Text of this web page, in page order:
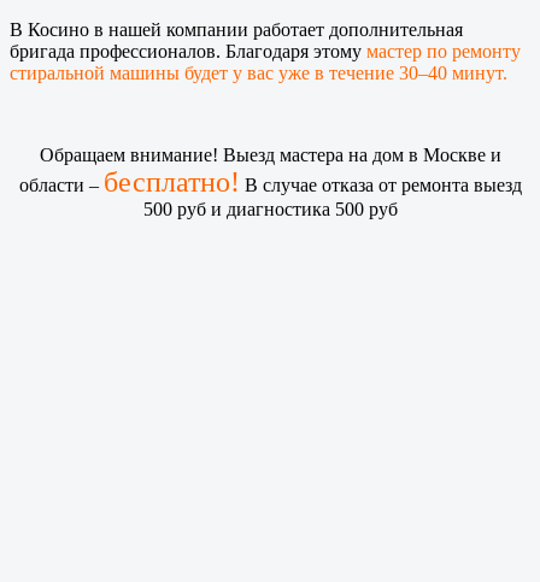
В Косино в нашей компании работает дополнительная
бригада профессионалов. Благодаря этому мастер по ремонту
стиральной машины будет у вас уже в течение 30–40 минут.
Обращаем внимание! Выезд мастера на дом в Москве и
области – бесплатно! В случае отказа от ремонта выезд
500 руб и диагностика 500 руб